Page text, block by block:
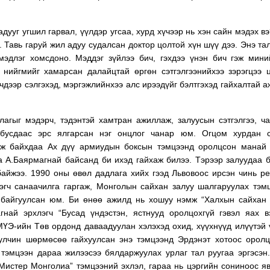
угшил гарвал, үүлдэр угсаа, хурд хүчээр нь хэн сайн мэдэх
гаруй жил адуу судалсан доктор цолтой хүн шүү дээ. Энэ
хомсдоно. Мэддэг зүйлээ бич, гэхдээ үнэн бич гэж
хамарсан далайцтай өргөн сэтгэлгээнийхээ зэрэгцээ
сэлгэхэд, мэргэжлийнхээ алс ирээдүйг бэлтгэхэд гайхалтай
мэдэрч, тэдэнтэй хамтран ажиллаж, залуусын сэтгэлгээ,
эрс ялгарсан нэг онцлог чанар юм. Огцом хурдан
байхдаа Ах дүү армиудын боксын тэмцээнд оролцсон манай
А.Баярмагнай байсанд би ихэд гайхаж билээ. Тэрээр залуудаа
1990 оны өвөл дадлага хийх гээд Львовоос ирсэн чинь
санаачилга гаргаж, Монголын сайхан залуу шалгаруулах
юм. Би өнөө ажилд нь хошуу нэмж “Халхын
эрхлэгч “Бусад үндэстэн, ястнууд оролцохгүй гэвэл яах
ийн Төв ордонд даваадуулан хэлэхэд охид, хүүхнүүд илүүтэй
шөрмөсөө гайхуулсан энэ тэмцээнд Эрдэнэт хотоос
дараа жилээсээ бялдаржуулах урлаг тал руугаа
Монголиа” тэмцээний эхлэл, гараа нь цэргийн сониноос